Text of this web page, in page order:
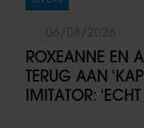
ROXEANNE EN
TERUG AAN
IMITATOR: